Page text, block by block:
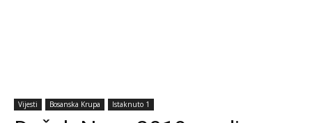
Vijesti Bosanska Krupa Istaknuto 1